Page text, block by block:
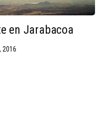
en Jarabacoa
2016